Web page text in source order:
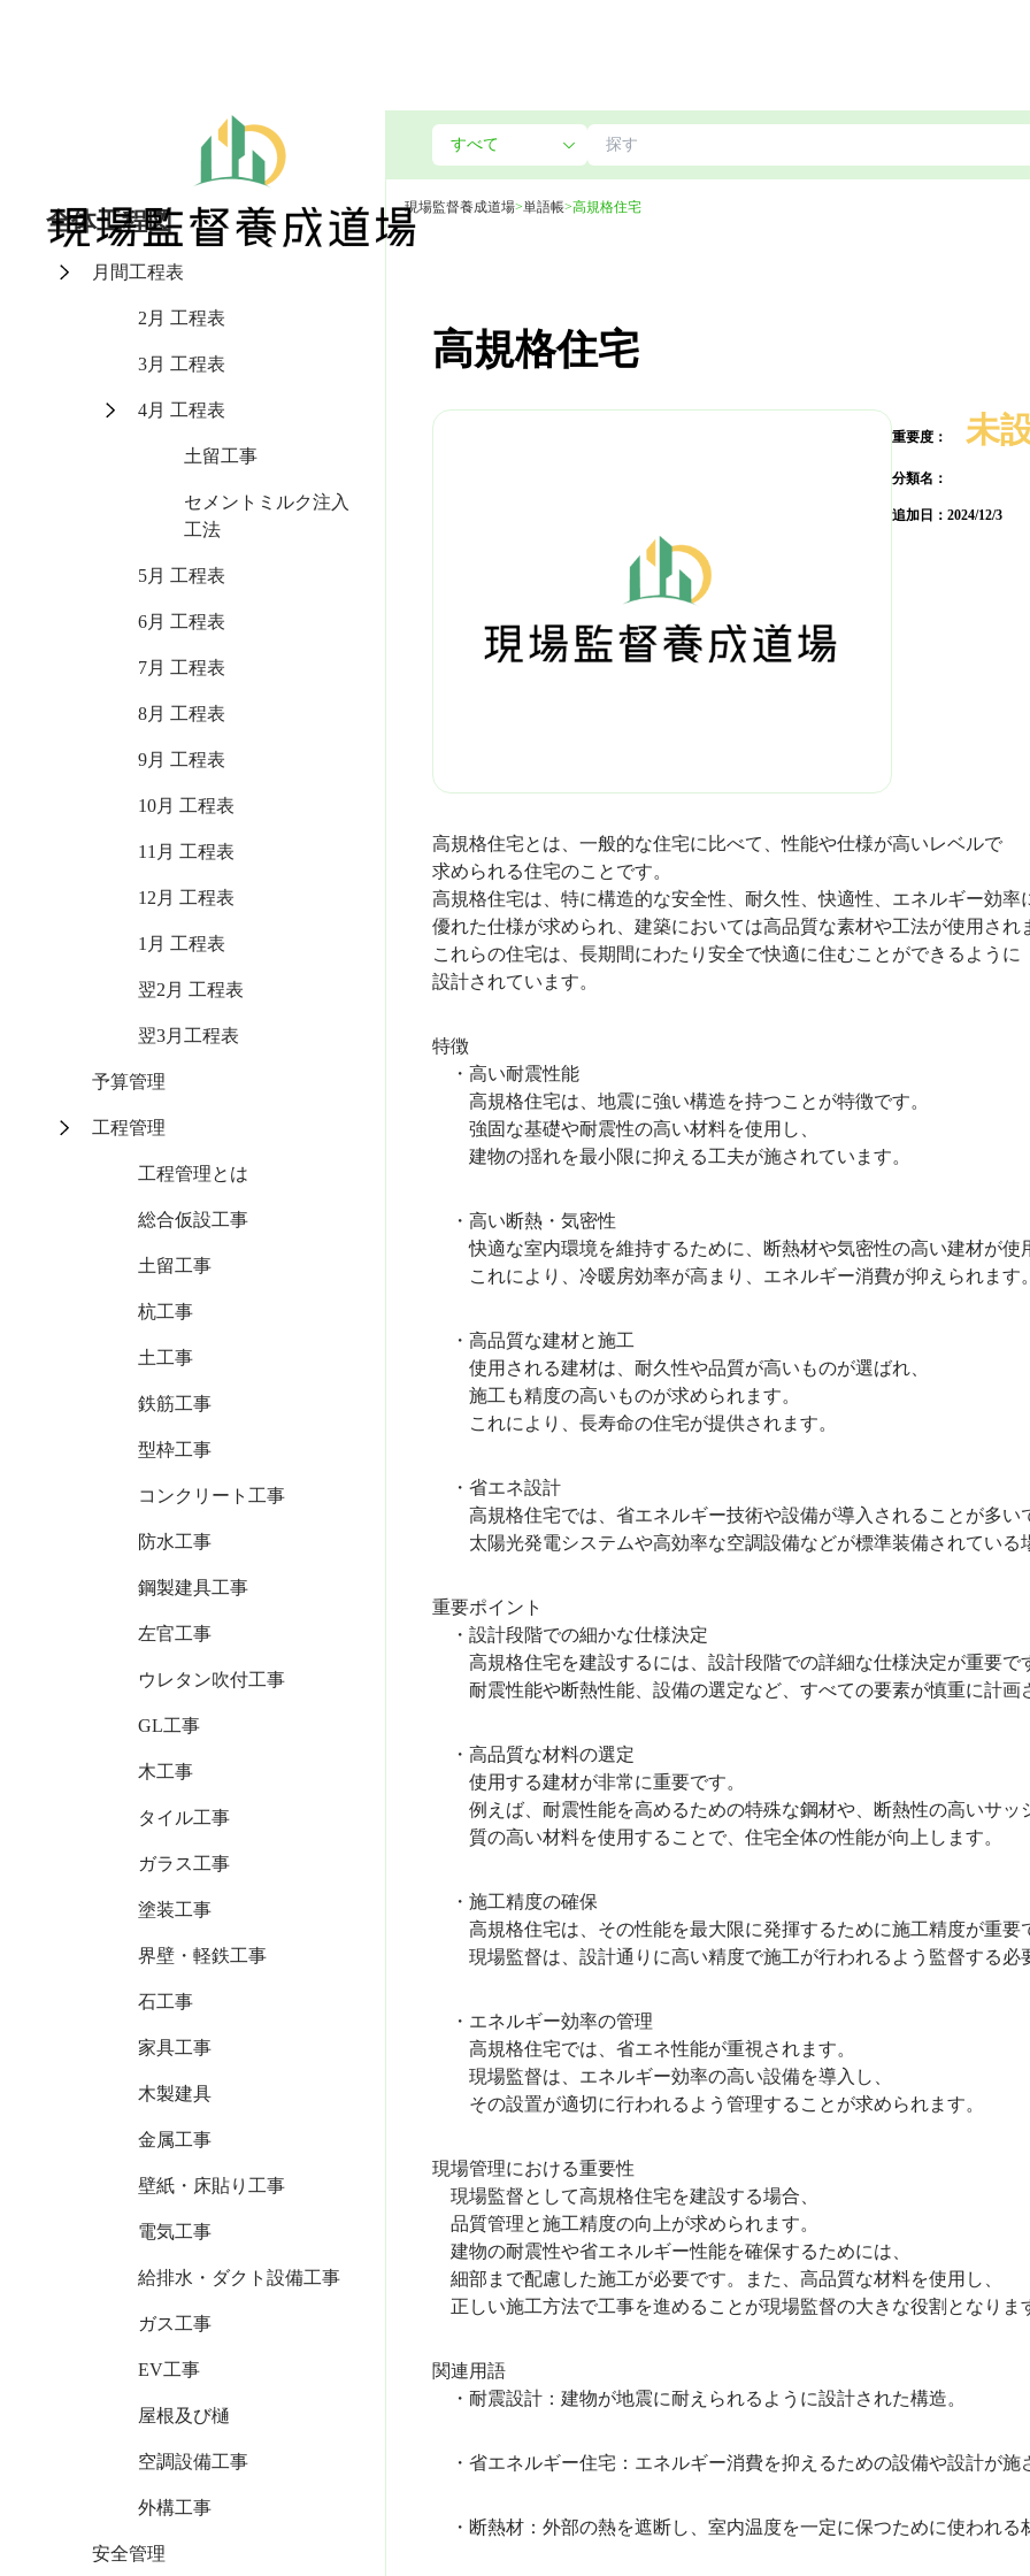
全体工程図
月間工程表
2月 工程表
3月 工程表
4月 工程表
土留工事
セメントミルク注入
工法
5月 工程表
6月 工程表
7月 工程表
8月 工程表
9月 工程表
10月 工程表
11月 工程表
12月 工程表
1月 工程表
翌2月 工程表
翌3月工程表
予算管理
工程管理
工程管理とは
総合仮設工事
土留工事
杭工事
土工事
鉄筋工事
型枠工事
コンクリート工事
防水工事
鋼製建具工事
左官工事
ウレタン吹付工事
GL工事
木工事
タイル工事
ガラス工事
塗装工事
界壁・軽鉄工事
石工事
家具工事
木製建具
金属工事
壁紙・床貼り工事
電気工事
給排水・ダクト設備工事
ガス工事
EV工事
屋根及び樋
空調設備工事
外構工事
安全管理
現場監督養成道場>単語帳>高規格住宅
高規格住宅
重要度： 未
分類名：
追加日： 2024/12/3
高規格住宅とは、一般的な住宅に比べて、性能や仕様が高いレベルで
求められる住宅のことです。
高規格住宅は、特に構造的な安全性、耐久性、快適性、エネルギー効率
優れた仕様が求められ、建築においては高品質な素材や工法が使用され
これらの住宅は、長期間にわたり安全で快適に住むことができるように
設計されています。
特徴
・高い耐震性能
高規格住宅は、地震に強い構造を持つことが特徴です。
強固な基礎や耐震性の高い材料を使用し、
建物の揺れを最小限に抑える工夫が施されています。
・高い断熱・気密性
快適な室内環境を維持するために、断熱材や気密性の高い建材が使
これにより、冷暖房効率が高まり、エネルギー消費が抑えられます。
・高品質な建材と施工
使用される建材は、耐久性や品質が高いものが選ばれ、
施工も精度の高いものが求められます。
これにより、長寿命の住宅が提供されます。
・省エネ設計
高規格住宅では、省エネルギー技術や設備が導入されることが多い
太陽光発電システムや高効率な空調設備などが標準装備されている
重要ポイント
・設計段階での細かな仕様決定
高規格住宅を建設するには、設計段階での詳細な仕様決定が重要で
耐震性能や断熱性能、設備の選定など、すべての要素が慎重に計画
・高品質な材料の選定
使用する建材が非常に重要です。
例えば、耐震性能を高めるための特殊な鋼材や、断熱性の高いサッ
質の高い材料を使用することで、住宅全体の性能が向上します。
・施工精度の確保
高規格住宅は、その性能を最大限に発揮するために施工精度が重要
現場監督は、設計通りに高い精度で施工が行われるよう監督する必
・エネルギー効率の管理
高規格住宅では、省エネ性能が重視されます。
現場監督は、エネルギー効率の高い設備を導入し、
その設置が適切に行われるよう管理することが求められます。
現場管理における重要性
現場監督として高規格住宅を建設する場合、
品質管理と施工精度の向上が求められます。
建物の耐震性や省エネルギー性能を確保するためには、
細部まで配慮した施工が必要です。また、高品質な材料を使用し、
正しい施工方法で工事を進めることが現場監督の大きな役割となりま
関連用語
・耐震設計：建物が地震に耐えられるように設計された構造。
・省エネルギー住宅：エネルギー消費を抑えるための設備や設計が施
・断熱材：外部の熱を遮断し、室内温度を一定に保つために使われる